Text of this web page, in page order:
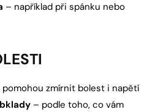
– například při spánku nebo
pomohou zmírnit bolest i napětí
– podle toho, co vám